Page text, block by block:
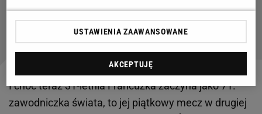
Czytaj także:
zaczął płakać. To koniec
I choć teraz 31-letnia Francuzka zaczyna jako 71.
zawodniczka świata, to jej piątkowy mecz w drugiej
USTAWIENIA ZAAWANSOWANE
AKCEPTUJĘ